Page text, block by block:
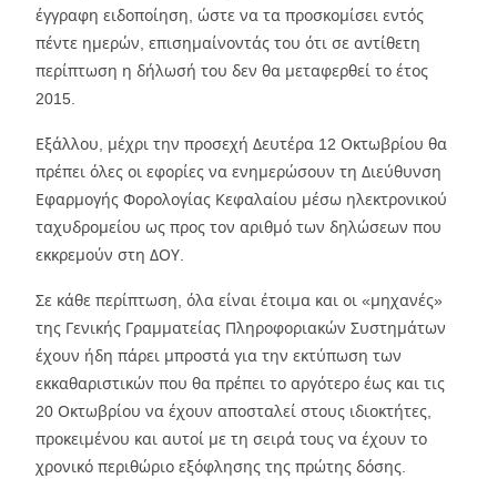
έγγραφη ειδοποίηση, ώστε να τα προσκομίσει εντός
πέντε ημερών, επισημαίνοντάς του ότι σε αντίθετη
περίπτωση η δήλωσή του δεν θα μεταφερθεί το έτος
2015.
Εξάλλου, μέχρι την προσεχή Δευτέρα 12 Οκτωβρίου θα
πρέπει όλες οι εφορίες να ενημερώσουν τη Διεύθυνση
Εφαρμογής Φορολογίας Κεφαλαίου μέσω ηλεκτρονικού
ταχυδρομείου ως προς τον αριθμό των δηλώσεων που
εκκρεμούν στη ΔΟΥ.
Σε κάθε περίπτωση, όλα είναι έτοιμα και οι «μηχανές»
της Γενικής Γραμματείας Πληροφοριακών Συστημάτων
έχουν ήδη πάρει μπροστά για την εκτύπωση των
εκκαθαριστικών που θα πρέπει το αργότερο έως και τις
20 Οκτωβρίου να έχουν αποσταλεί στους ιδιοκτήτες,
προκειμένου και αυτοί με τη σειρά τους να έχουν το
χρονικό περιθώριο εξόφλησης της πρώτης δόσης.